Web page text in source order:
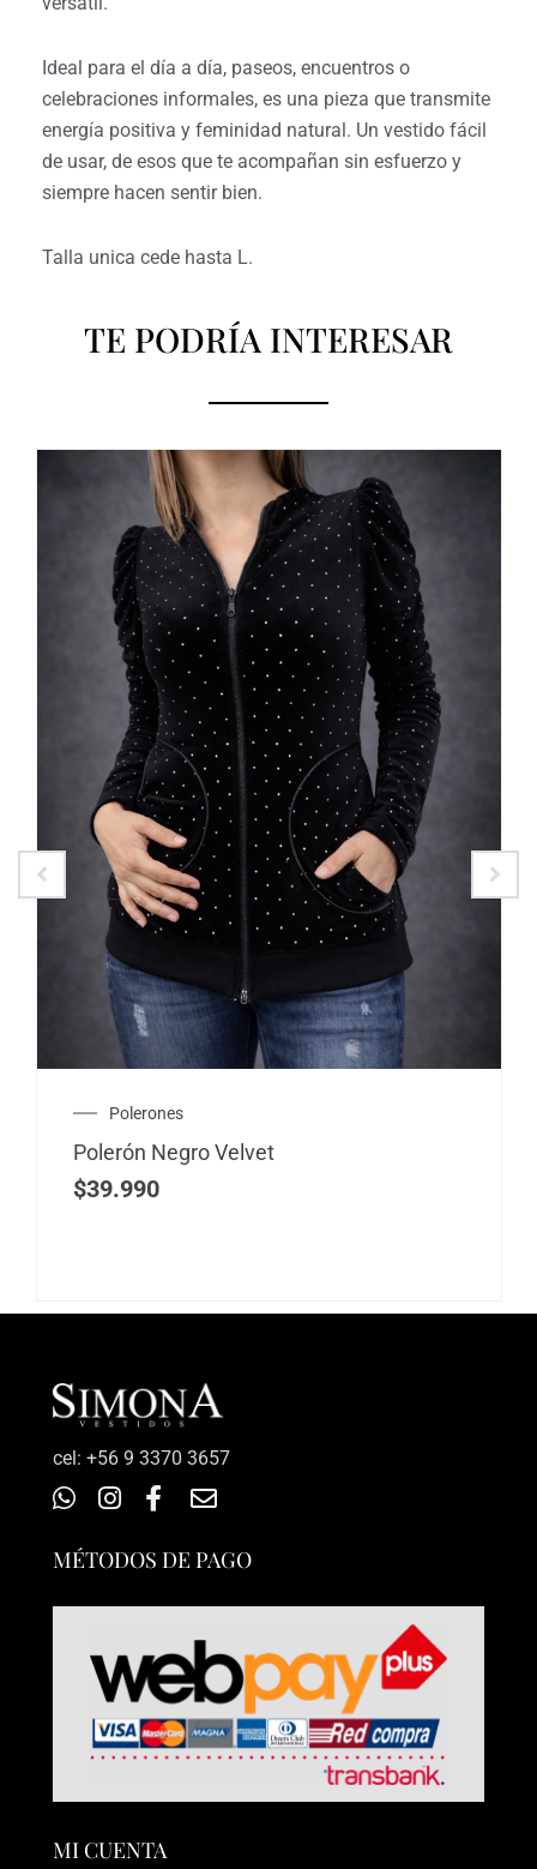
Ideal para el día a día, paseos, encuentros o
celebraciones informales, es una pieza que transmite
energía positiva y feminidad natural. Un vestido fácil
de usar, de esos que te acompañan sin esfuerzo y
siempre hacen sentir bien.
Talla unica cede hasta L.
TE PODRÍA INTERESAR
Polerones
Polerón Negro Velvet
$39.990
‎cel: +56 9 3370 3657
MÉTODOS DE PAGO
MI CUENTA